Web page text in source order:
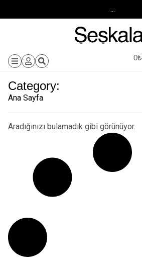
0₺
Category:
Ana Sayfa
Aradığınızı bulamadık gibi görünüyor.